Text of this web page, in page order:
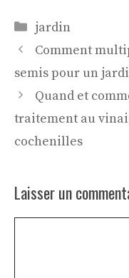
Catégories
jardin
Comment
semis pour un
Quand et
traitement au
cochenilles
Laisser un